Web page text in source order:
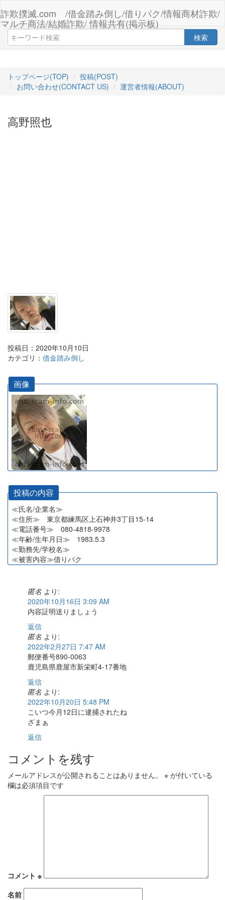
詐欺撲滅.com /借金踏み倒し/借りパク/情報商材詐欺/
マルチ商法/結婚詐欺/ 情報共有(掲示板)
検索
トップページ(TOP)
投稿(POST)
お問い合わせ(CONTACT US)
運営者情報(ABOUT)
高野照也
投稿日：2020年10月10日
カテゴリ： 借金踏み倒し
画像
投稿の内容
≪氏名/企業名≫
≪住所≫ 東京都練馬区上石神井3丁目15-14
≪電話番号≫ 080-4818-9978
≪年齢/生年月日≫ 1983.5.3
≪勤務先/学校名≫
≪被害内容≫借りパク
匿名 より:
2020年10月16日 3:09 AM
内容証明送りましょう
返信
匿名 より:
2022年2月27日 7:47 AM
郵便番号890-0063
鹿児島県鹿屋市新栄町4-17番地
返信
匿名 より:
2022年10月20日 5:48 PM
こいつ今月12日に逮捕されたね
ざまぁ
返信
コメントを残す
メールアドレスが公開されることはありません。 ※ が付いている
欄は必須項目です
コメント ※
名前